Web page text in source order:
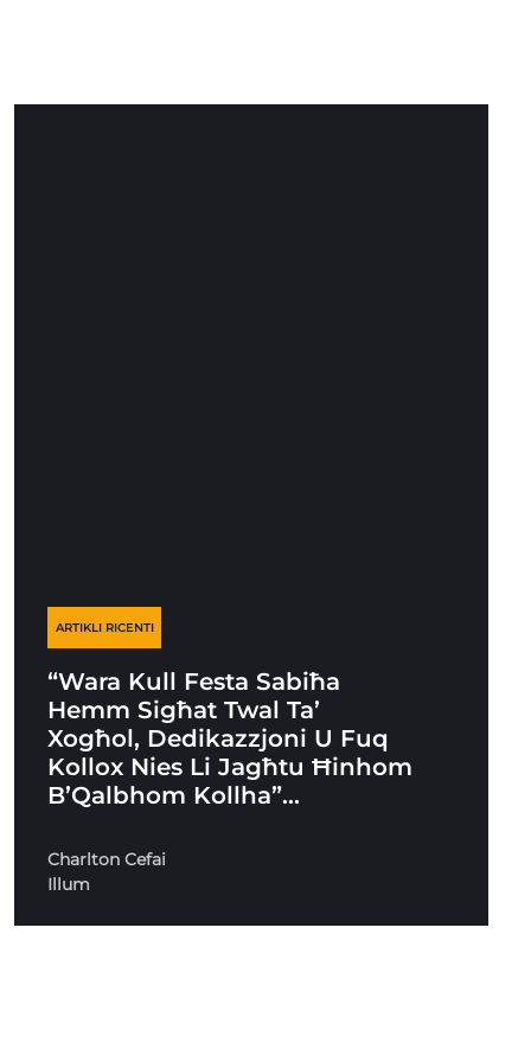
ARTIKLI RICENTI
“Wara Kull Festa Sabiħa
Hemm Sigħat Twal Ta’
Xogħol, Dedikazzjoni U Fuq
Kollox Nies Li Jagħtu Ħinhom
B’Qalbhom Kollha”…
Charlton Cefai
Illum